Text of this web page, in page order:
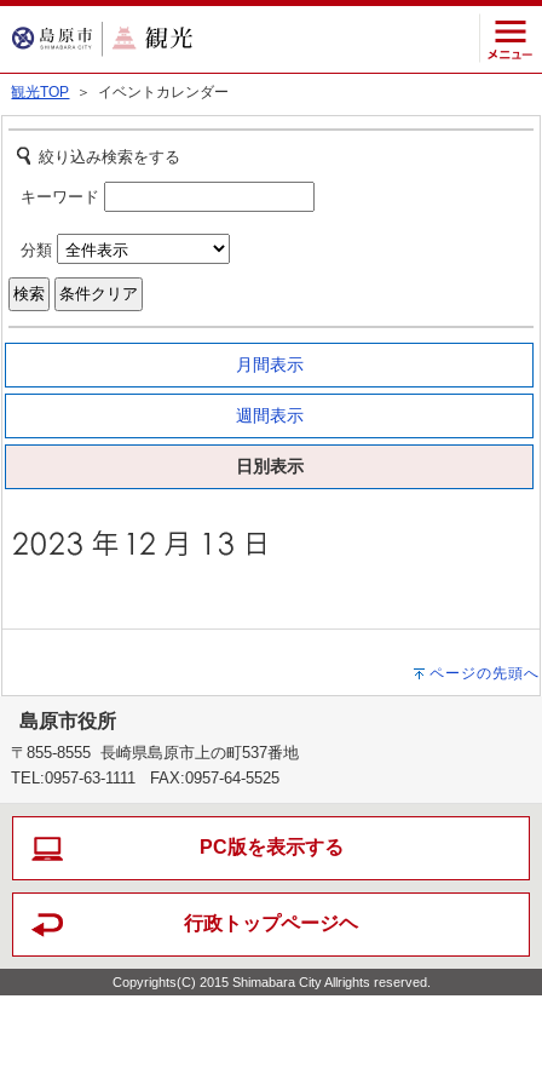
観光TOP ＞ イベントカレンダー
絞り込み検索をする
キーワード
分類
月間表示
週間表示
日別表示
ページの先頭へ
島原市役所
〒855-8555 長崎県島原市上の町537番地
TEL:0957-63-1111 FAX:0957-64-5525
PC版を表示する
行政トップページヘ
Copyrights(C) 2015 Shimabara City Allrights reserved.